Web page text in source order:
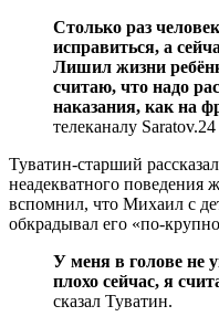
Столько раз
исправиться, а
Лишил жизни
считаю, что надо
наказания, как на
телеканалу
Туватин-старший
неадекватного поведения
вспомнил, что Михаил с
обкрадывал его «по-
У меня в голове не
плохо сейчас, я
сказал Туватин.